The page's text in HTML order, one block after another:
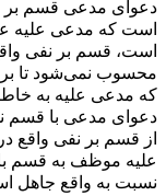
دعوای مدعی قسم بر
است که مدعی علیه
است، قسم بر نفی
محسوب نمی‌شود تا
که مدعی علیه به
دعوای مدعی با قسم
از قسم بر نفی
علیه موظف به قسم
نسبت به واقع جاهل